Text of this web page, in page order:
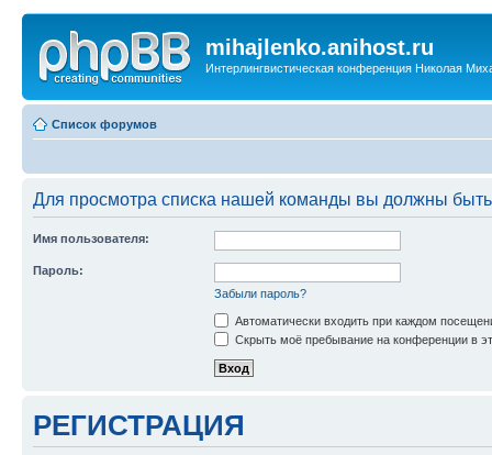
mihajlenko.anihost.ru
Интерлингвистическая конференция Николая
Список форумов
Для просмотра списка нашей команды вы должны
Имя пользователя:
Пароль:
Забыли пароль?
Автоматически входить при каждом
Скрыть моё пребывание на конференции в
РЕГИСТРАЦИЯ